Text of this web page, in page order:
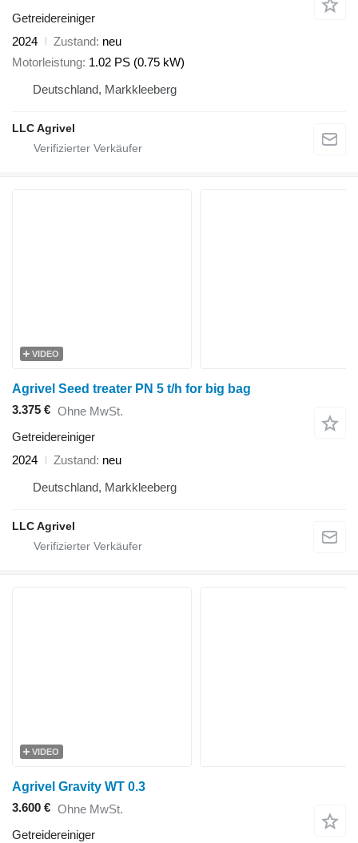
Getreidereiniger
2024
Zustand neu
Motorleistung 1.02 PS (0.75 kW)
Deutschland, Markkleeberg
LLC Agrivel
VIDEO
Agrivel Seed treater PN 5 t/h for big bag
3.375 € Ohne MwSt.
Getreidereiniger
2024
Zustand neu
Deutschland, Markkleeberg
LLC Agrivel
VIDEO
Agrivel Gravity WT 0.3
3.600 € Ohne MwSt.
Getreidereiniger